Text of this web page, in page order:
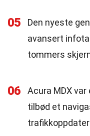
05
Den nyeste
avansert
tommers
06
Acura MDX
tilbød et